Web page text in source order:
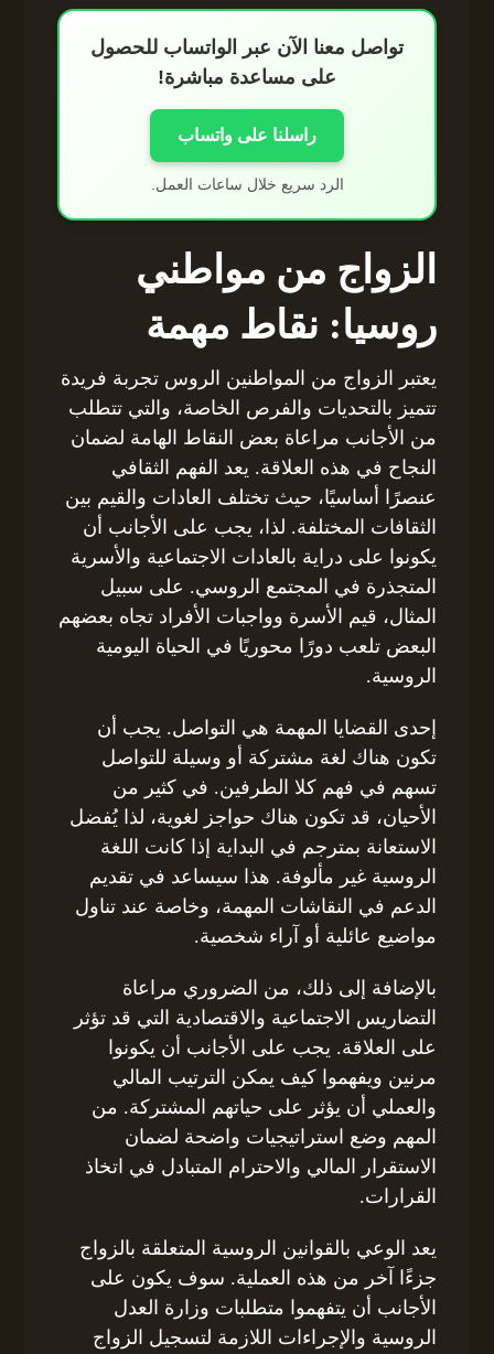
تواصل معنا الآن عبر الواتساب للحصول
على مساعدة مباشرة!
راسلنا على واتساب
الرد سريع خلال ساعات العمل.
الزواج من مواطني
روسيا: نقاط مهمة
يعتبر الزواج من المواطنين الروس تجربة فريدة
تتميز بالتحديات والفرص الخاصة، والتي تتطلب
من الأجانب مراعاة بعض النقاط الهامة لضمان
النجاح في هذه العلاقة. يعد الفهم الثقافي
عنصرًا أساسيًا، حيث تختلف العادات والقيم بين
الثقافات المختلفة. لذا، يجب على الأجانب أن
يكونوا على دراية بالعادات الاجتماعية والأسرية
المتجذرة في المجتمع الروسي. على سبيل
المثال، قيم الأسرة وواجبات الأفراد تجاه بعضهم
البعض تلعب دورًا محوريًا في الحياة اليومية
الروسية.
إحدى القضايا المهمة هي التواصل. يجب أن
تكون هناك لغة مشتركة أو وسيلة للتواصل
تسهم في فهم كلا الطرفين. في كثير من
الأحيان، قد تكون هناك حواجز لغوية، لذا يُفضل
الاستعانة بمترجم في البداية إذا كانت اللغة
الروسية غير مألوفة. هذا سيساعد في تقديم
الدعم في النقاشات المهمة، وخاصة عند تناول
مواضيع عائلية أو آراء شخصية.
بالإضافة إلى ذلك، من الضروري مراعاة
التضاريس الاجتماعية والاقتصادية التي قد تؤثر
على العلاقة. يجب على الأجانب أن يكونوا
مرنين ويفهموا كيف يمكن الترتيب المالي
والعملي أن يؤثر على حياتهم المشتركة. من
المهم وضع استراتيجيات واضحة لضمان
الاستقرار المالي والاحترام المتبادل في اتخاذ
القرارات.
يعد الوعي بالقوانين الروسية المتعلقة بالزواج
جزءًا آخر من هذه العملية. سوف يكون على
الأجانب أن يتفهموا متطلبات وزارة العدل
الروسية والإجراءات اللازمة لتسجيل الزواج